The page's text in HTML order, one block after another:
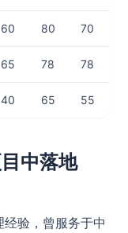
60 80 70
65 78 78
40 65 55
中落地
验，曾服务于中